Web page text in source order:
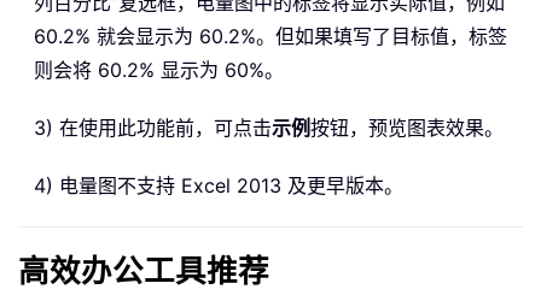
60.2% 就会显示为 60.2%。但如果填写了目标值，标签
则会将 60.2% 显示为 60%。
3) 在使用此功能前，可点击示例按钮，预览图表效果。
4) 电量图不支持 Excel 2013 及更早版本。
高效办公工具推荐